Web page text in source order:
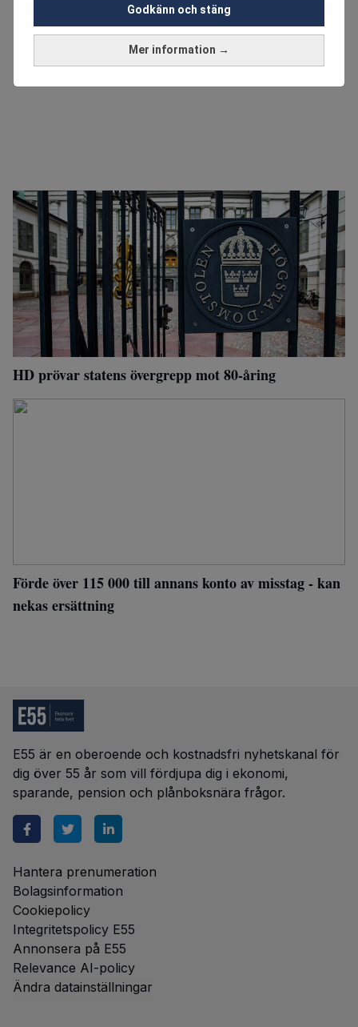
Mer information →
Godkänn och stäng
HD prövar statens övergrepp mot 80-åring
Förde över 115 000 till annans konto av misstag - kan
nekas ersättning
E55 är en oberoende och kostnadsfri nyhetskanal för
dig över 55 år som vill fördjupa dig i ekonomi,
sparande, pension och plånboksnära frågor.
Hantera prenumeration
Bolagsinformation
Cookiepolicy
Integritetspolicy E55
Annonsera på E55
Relevance AI-policy
Ändra datainställningar